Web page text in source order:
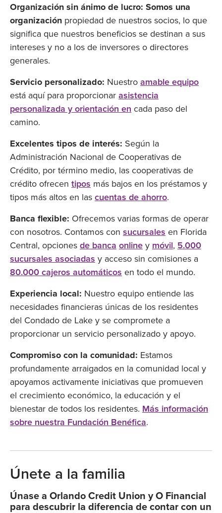
Organización sin ánimo de lucro: Somos una
organización propiedad de nuestros socios, lo que
significa que nuestros beneficios se destinan a sus
intereses y no a los de inversores o directores
generales.
Servicio personalizado: Nuestroamable equipo
está aquí para proporcionarasistencia
personalizada y orientación en cada paso del
camino.
Excelentes tipos de interés: Según la
Administración Nacional de Cooperativas de
Crédito, por término medio, las cooperativas de
crédito ofrecen tipos más bajos en los préstamos y
tipos más altos en lascuentas de ahorro.
Banca flexible: Ofrecemos varias formas de operar
con nosotros. Contamos con sucursales en Florida
Central, opcionesde banca onliney móvil, 5.000
sucursales asociadas y acceso sin comisiones a
80.000 cajeros automáticos en todo el mundo.
Experiencia local: Nuestro equipo entiende las
necesidades financieras únicas de los residentes
del Condado de Lake y se compromete a
proporcionar un servicio personalizado y apoyo.
Compromiso con la comunidad: Estamos
profundamente arraigados en la comunidad local y
apoyamos activamente iniciativas que promueven
el crecimiento económico, la educación y el
bienestar de todos los residentes. Más información
sobre nuestra Fundación Benéfica.
Únete a la familia
Únase a Orlando Credit Union y O Financial
para descubrir la diferencia de contar con un